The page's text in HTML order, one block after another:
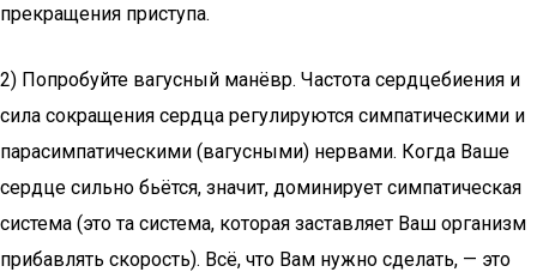
прекращения приступа.
2) Попробуйте вагусный манёвр. Частота сердцебиения и
сила сокращения сердца регулируются симпатическими и
парасимпатическими (вагусными) нервами. Когда Ваше
сердце сильно бьётся, значит, доминирует симпатическая
система (это та система, которая заставляет Ваш организм
прибавлять скорость). Всё, что Вам нужно сделать, — это